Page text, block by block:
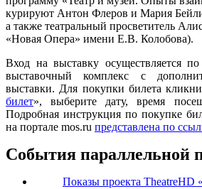
курируют Антон Флеров и Мария
а также театральный просветитель
«Новая Опера» имени Е.В. Колобова).
Вход на выставку осуществляется
выставочный комплекс с
выставки. Для покупки билета
билет», выберите дату, время
Подробная инструкция по покупке
на портале mos.ru представлена по
События параллельной
Показы проекта TheatreHD